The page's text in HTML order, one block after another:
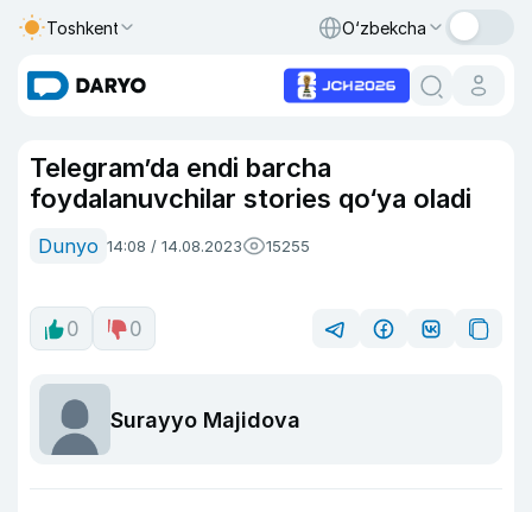
Toshkent O‘zbekcha
Telegram’da endi barcha
foydalanuvchilar stories qo‘ya oladi
Dunyo 14:08 / 14.08.2023 15255
0 0
Surayyo Majidova